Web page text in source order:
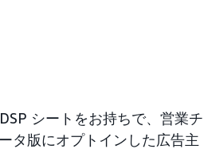
シートをお持ちで、営業チ
タ版にオプトインした広告主